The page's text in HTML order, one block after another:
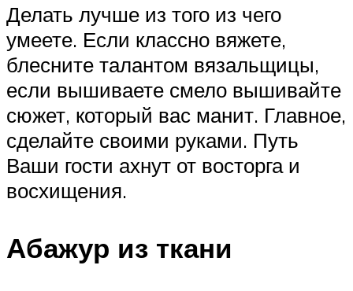
Делать лучше из того из чего
умеете. Если классно вяжете,
блесните талантом вязальщицы,
если вышиваете смело вышивайте
сюжет, который вас манит. Главное,
сделайте своими руками. Путь
Ваши гости ахнут от восторга и
восхищения.
Абажур из ткани